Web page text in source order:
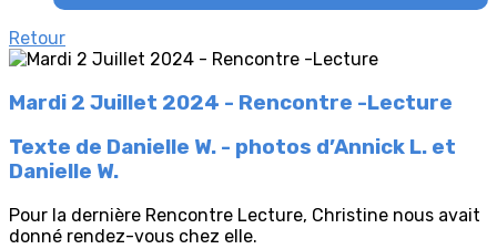
Retour
Mardi 2 Juillet 2024 - Rencontre -Lecture
Texte de Danielle W. - photos d’Annick L. et
Danielle W.
Pour la dernière Rencontre Lecture, Christine nous avait
donné rendez-vous chez elle.